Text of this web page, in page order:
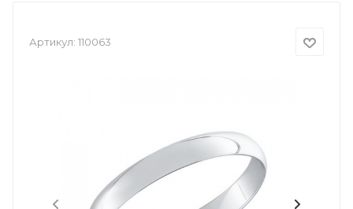
Артикул: 110063